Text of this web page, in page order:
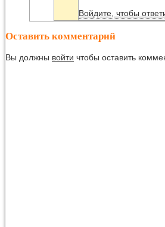
Войдите, чтобы
Оставить комментарий
Вы должны войти чтобы оставить